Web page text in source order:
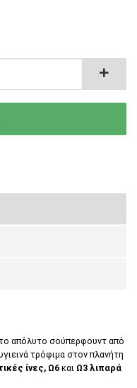
Βιοαγρός 200
απόλυτο σούπερφουντ από
τρόφιμα στον πλανήτη
ίνες, Ω6 και Ω3 λιπαρά